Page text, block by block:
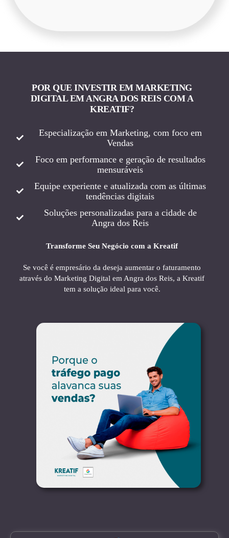
POR QUE INVESTIR EM MARKETING
DIGITAL EM ANGRA DOS REIS COM A
KREATIF?
Especialização em Marketing, com foco em
Vendas
Foco em performance e geração de resultados
mensuráveis
Equipe experiente e atualizada com as últimas
tendências digitais
Soluções personalizadas para a cidade de
Angra dos Reis
Transforme Seu Negócio com a Kreatif
Se você é empresário da deseja aumentar o faturamento
através do Marketing Digital em Angra dos Reis, a Kreatif
tem a solução ideal para você.